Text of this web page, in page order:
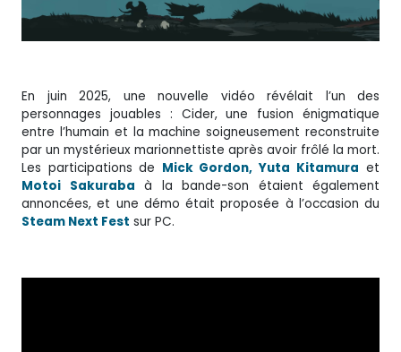
En juin 2025, une nouvelle vidéo révélait l’un des
personnages jouables : Cider, une fusion énigmatique
entre l’humain et la machine soigneusement reconstruite
par un mystérieux marionnettiste après avoir frôlé la mort.
Les participations de Mick Gordon, Yuta Kitamura et
Motoi Sakuraba à la bande-son étaient également
annoncées, et une démo était proposée à l’occasion du
Steam Next Fest sur PC.